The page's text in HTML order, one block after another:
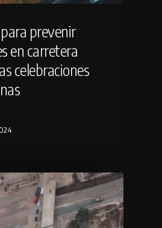
prevenir
en carretera
celebraciones